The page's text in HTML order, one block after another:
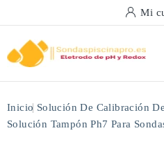
Mi
Inicio Solución De Calibración
Solución Tampón Ph7 Para